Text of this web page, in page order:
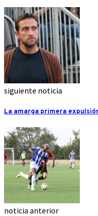
siguiente noticia
La amarga primera
noticia anterior